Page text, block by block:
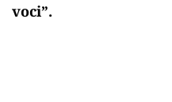
voci”.